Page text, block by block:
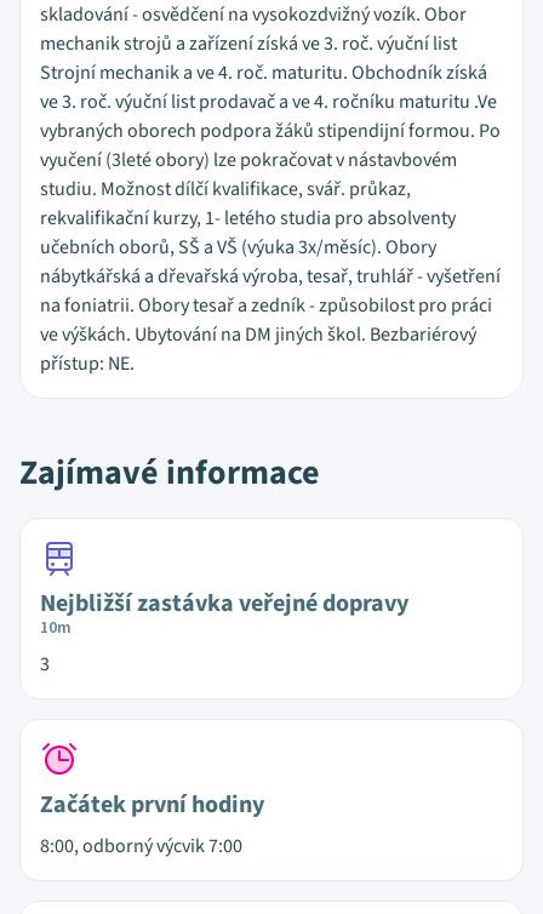
skladování - osvědčení na vysokozdvižný vozík. Obor
mechanik strojů a zařízení získá ve 3. roč. výuční list
Strojní mechanik a ve 4. roč. maturitu. Obchodník získá
ve 3. roč. výuční list prodavač a ve 4. ročníku maturitu .Ve
vybraných oborech podpora žáků stipendijní formou. Po
vyučení (3leté obory) lze pokračovat v nástavbovém
studiu. Možnost dílčí kvalifikace, svář. průkaz,
rekvalifikační kurzy, 1- letého studia pro absolventy
učebních oborů, SŠ a VŠ (výuka 3x/měsíc). Obory
nábytkářská a dřevařská výroba, tesař, truhlář - vyšetření
na foniatrii. Obory tesař a zedník - způsobilost pro práci
ve výškách. Ubytování na DM jiných škol. Bezbariérový
přístup: NE.
Zajímavé informace
Nejbližší zastávka veřejné dopravy
10m
3
Začátek první hodiny
8:00, odborný výcvik 7:00